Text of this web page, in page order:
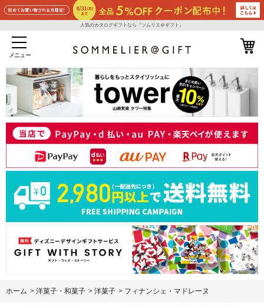
人気のカタログギフトなら『ソムリエ＠ギフト』
メニュー
ホーム > 洋菓子・和菓子 > 洋菓子 > フィナンシェ・マドレーヌ